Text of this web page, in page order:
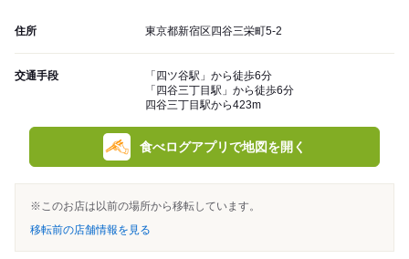
住所 東京都新宿区四谷三栄町5-2
交通手段
「四ツ谷駅」から徒歩6分
「四谷三丁目駅」から徒歩6分
四谷三丁目駅から423m
食べログアプリで地図を開く
※このお店は以前の場所から移転しています。
移転前の店舗情報を見る